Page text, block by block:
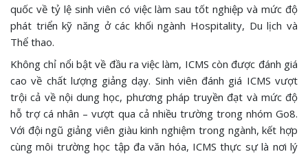
quốc về tỷ lệ sinh viên có việc làm sau tốt nghiệp và mức độ
phát triển kỹ năng ở các khối ngành Hospitality, Du lịch và
Thể thao.
Không chỉ nổi bật về đầu ra việc làm, ICMS còn được đánh giá
cao về chất lượng giảng dạy. Sinh viên đánh giá ICMS vượt
trội cả về nội dung học, phương pháp truyền đạt và mức độ
hỗ trợ cá nhân – vượt qua cả nhiều trường trong nhóm Go8.
Với đội ngũ giảng viên giàu kinh nghiệm trong ngành, kết hợp
cùng môi trường học tập đa văn hóa, ICMS thực sự là nơi lý